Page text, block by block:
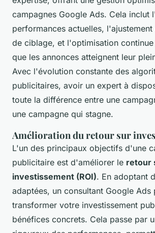
campagnes Google Ads. Cela inclut
performances actuelles,
de ciblage, et l'optimisation
que les annonces atteignent leur
Avec l'évolution constante des
publicitaires, avoir un expert à
toute la différence entre une
une campagne qui stagne.
Amélioration du retour sur
L'un des principaux objectifs d'une
publicitaire est d'améliorer le retour
investissement (ROI). En adoptant
adaptées, un consultant Google Ads
transformer votre investissement
bénéfices concrets. Cela passe par